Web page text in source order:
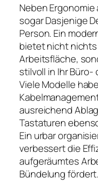
Neben
sogar Dasjenige
Person. Ein
bietet nicht
Arbeitsfläche,
stilvoll in Ihr Büro-
Viele Modelle
ausreichend
Tastaturen
Ein urbar
verbessert die
aufgeräumtes
Bündelung fördert.